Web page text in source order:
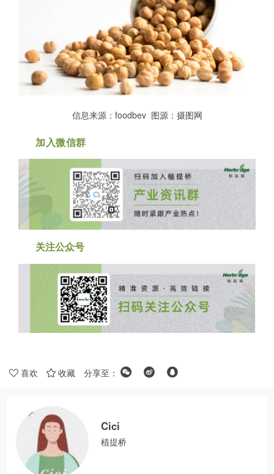
信息来源：foodbev 图源：摄图网
加入微信群
关注公众号
喜欢 收藏 分享至：
Cici
植提桥